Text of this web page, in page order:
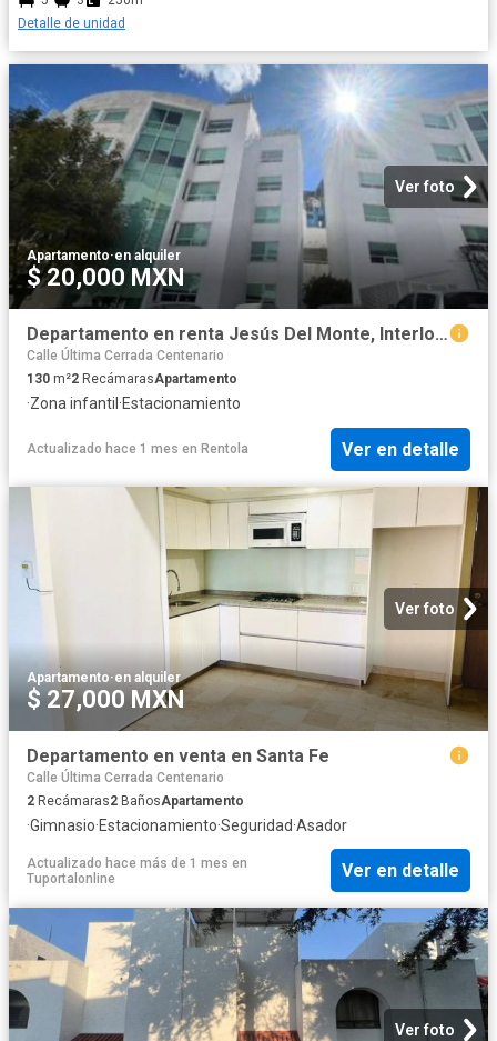
Detalle de unidad
Ver foto
Apartamento·en alquiler
$ 20,000 MXN
Departamento en renta Jesús Del Monte, Interlomas, Huixquilucan, Estado De México, 05220, México
Calle Última Cerrada Centenario
130 m²2 RecámarasApartamento
·Zona infantil ·Estacionamiento
Actualizado hace 1 mes en Rentola Ver en detalle
Ver foto
Apartamento·en alquiler
$ 27,000 MXN
Departamento en venta en Santa Fe
Calle Última Cerrada Centenario
2 Recámaras2 BañosApartamento
·Gimnasio·Estacionamiento·Seguridad·Asador
Actualizado hace más de 1 mes en
Tuportalonline
Ver en detalle
Ver foto